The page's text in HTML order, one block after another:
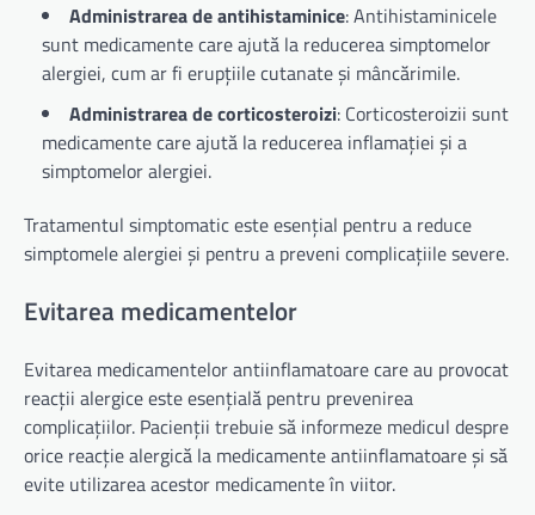
Administrarea de antihistaminice: Antihistaminicele
sunt medicamente care ajută la reducerea simptomelor
alergiei, cum ar fi erupțiile cutanate și mâncărimile.
Administrarea de corticosteroizi: Corticosteroizii sunt
medicamente care ajută la reducerea inflamației și a
simptomelor alergiei.
Tratamentul simptomatic este esențial pentru a reduce
simptomele alergiei și pentru a preveni complicațiile severe.
Evitarea medicamentelor
Evitarea medicamentelor antiinflamatoare care au provocat
reacții alergice este esențială pentru prevenirea
complicațiilor. Pacienții trebuie să informeze medicul despre
orice reacție alergică la medicamente antiinflamatoare și să
evite utilizarea acestor medicamente în viitor.